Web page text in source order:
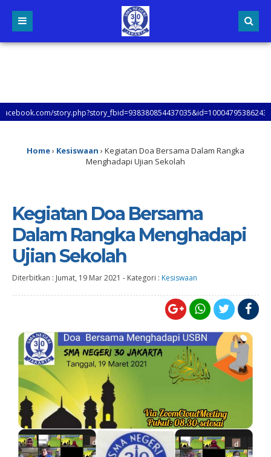
Home› Kesiswaan › Kegiatan Doa Bersama Dalam Rangka
Menghadapi Ujian Sekolah
Kegiatan Doa Bersama
Dalam Rangka Menghadapi
Ujian Sekolah
Diterbitkan : Jumat, 19 Mar 2021 - Kategori : Kesiswaan